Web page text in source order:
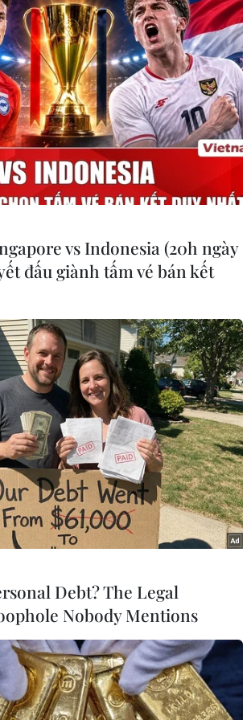
học tính toán gần
tại New York với
tới 762 triệu tấn là
nguyên nhân
này sụt lún trung
2mm/năm.
(Vietnam+)
#Bond Tower #The Kiss Albania
vs Indonesia (20h ngày
đấu giành tấm vé bán kết
Debt? The Legal
Nobody Mentions